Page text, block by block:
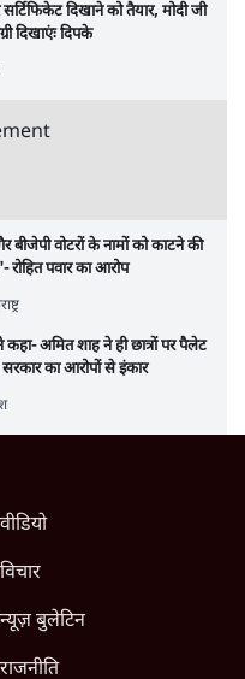
दिखाने को तैयार, मोदी जी
दिखाएंः दिपके
गैर बीजेपी वोटरों के नामों को काटने की
रोहित पवार का आरोप
कहा- अमित शाह ने ही छात्रों पर पैलेट
का आरोपों से इंकार
वीडियो
विचार
न्यूज़ बुलेटिन
राजनीति